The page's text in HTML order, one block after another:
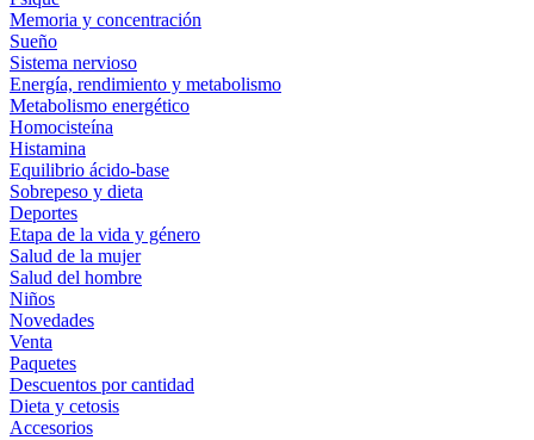
Memoria y concentración
Sueño
Sistema nervioso
Energía, rendimiento y metabolismo
Metabolismo energético
Homocisteína
Histamina
Equilibrio ácido-base
Sobrepeso y dieta
Deportes
Etapa de la vida y género
Salud de la mujer
Salud del hombre
Niños
Novedades
Venta
Paquetes
Descuentos por cantidad
Dieta y cetosis
Accesorios